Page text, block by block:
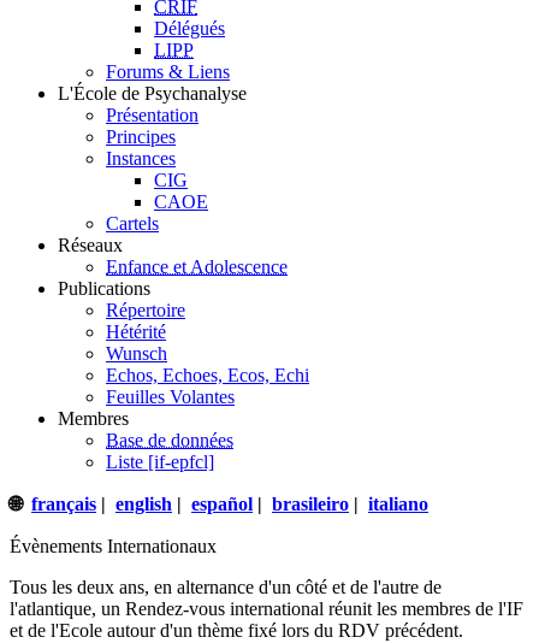
CRIF
Délégués
LIPP
Forums & Liens
L'École de Psychanalyse
Présentation
Principes
Instances
CIG
CAOE
Cartels
Réseaux
Enfance et Adolescence
Publications
Répertoire
Hétérité
Wunsch
Echos, Echoes, Ecos, Echi
Feuilles Volantes
Membres
Base de données
Liste [if-epfcl]
🌐 français | english | español | brasileiro | italiano
Évènements Internationaux
Tous les deux ans, en alternance d'un côté et de l'autre de
l'atlantique, un Rendez-vous international réunit les membres de l'IF
et de l'Ecole autour d'un thème fixé lors du RDV précédent.